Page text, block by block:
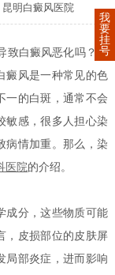
昆明白癜风医院
致白癜风恶化吗？很
癜风是一种常见的色
一的白斑，通常不会
敏感，很多人担心染
病情加重。那么，染
医院的介绍。
分，这些物质可能
，皮损部位的皮肤屏
局部炎症，进而影响
我
要
挂
号